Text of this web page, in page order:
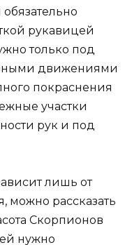
рукавицей
только под
движениями
покраснения
участки
рук и под
лишь от
можно рассказать
Скорпионов
нужно